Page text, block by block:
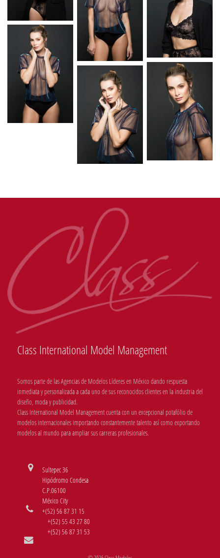
Class International Model Management
Somos parte de las Agencias de Modelos Líderes en México dando respuesta
inmediata y personalizada a cada uno de sus reconocidos clientes en la industria del
diseño, moda y publicidad.
Class International Model Management cuenta con un excepcional potafólio de
modelos internacionales importando constantemente talento así como exportando
modelos al mundo para ampliar sus carreras profesionales.
Sultepec 36
Hipódromo Condesa
C.P.06100
México City
+(52) 56 87 31 15
+(52) 55 43 27 80
+(52) 56 87 31 53